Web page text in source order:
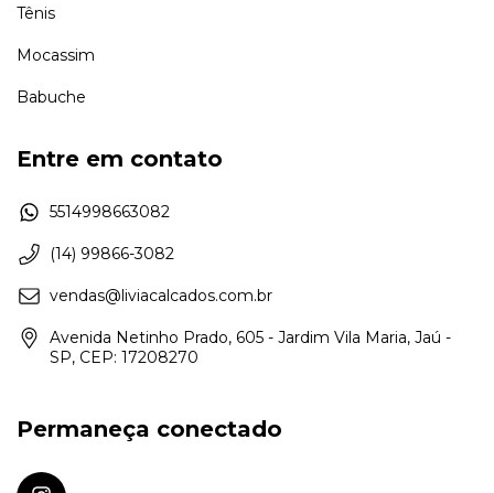
Tênis
Mocassim
Babuche
Entre em contato
5514998663082
(14) 99866-3082
vendas@liviacalcados.com.br
Avenida Netinho Prado, 605 - Jardim Vila Maria, Jaú -
SP, CEP: 17208270
Permaneça conectado